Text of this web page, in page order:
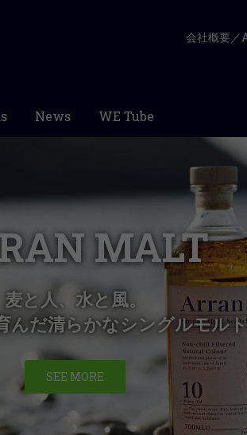
会社概要／
News WE Tube
MALT
麦と人、水と風。
んだ清らかなシングルモルト
SEE MORE